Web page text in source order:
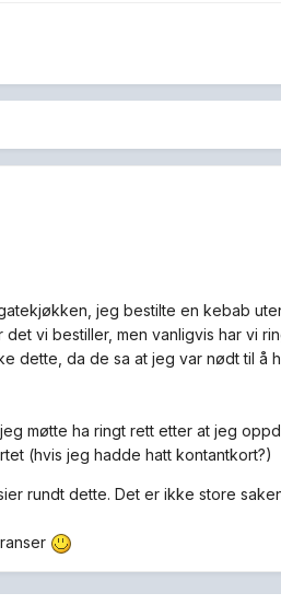
jeg bestilte en kebab
vi bestiller, men vanligvis har vi
dette, da de sa at jeg var nødt til å
møtte ha ringt rett etter at jeg
(hvis jeg hadde hatt kontantkort?)
rundt dette. Det er ikke store